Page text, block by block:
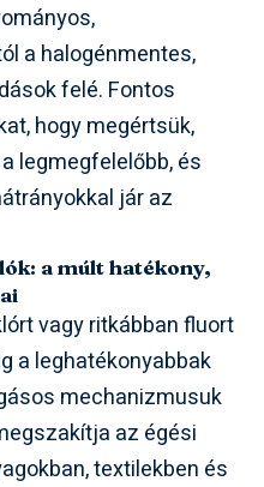
a halogénmentes,
felé. Fontos
hogy megértsük,
legmegfelelőbb, és
jár az
a múlt hatékony,
vagy ritkábban fluort
a leghatékonyabbak
mechanizmusuk
az égési
textilekben és